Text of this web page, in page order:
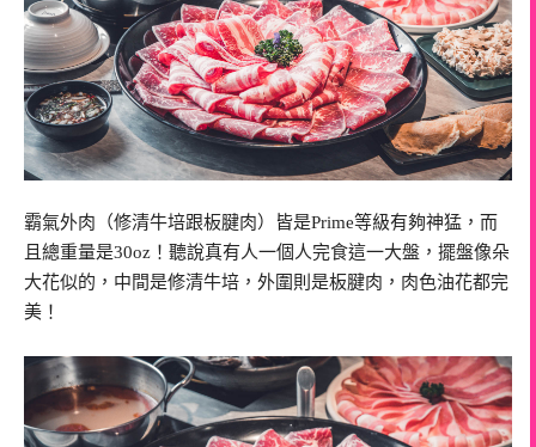
霸氣外肉（修清牛培跟板腱肉）皆是Prime等級有夠神猛，而
且總重量是30oz！聽說真有人一個人完食這一大盤，擺盤像朵
大花似的，中間是修清牛培，外圍則是板腱肉，肉色油花都完
美！